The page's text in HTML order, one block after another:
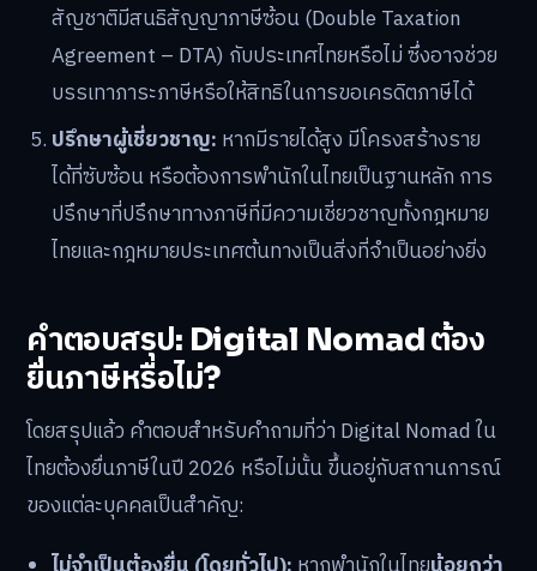
สัญชาติมีสนธิสัญญาภาษีซ้อน (Double Taxation
Agreement – DTA) กับประเทศไทยหรือไม่ ซึ่งอาจช่วย
บรรเทาภาระภาษีหรือให้สิทธิในการขอเครดิตภาษีได้
ปรึกษาผู้เชี่ยวชาญ: หากมีรายได้สูง มีโครงสร้างราย
ได้ที่ซับซ้อน หรือต้องการพำนักในไทยเป็นฐานหลัก การ
ปรึกษาที่ปรึกษาทางภาษีที่มีความเชี่ยวชาญทั้งกฎหมาย
ไทยและกฎหมายประเทศต้นทางเป็นสิ่งที่จำเป็นอย่างยิ่ง
คำตอบสรุป: Digital Nomad ต้อง
ยื่นภาษีหรือไม่?
โดยสรุปแล้ว คำตอบสำหรับคำถามที่ว่า Digital Nomad ใน
ไทยต้องยื่นภาษีในปี 2026 หรือไม่นั้น ขึ้นอยู่กับสถานการณ์
ของแต่ละบุคคลเป็นสำคัญ: